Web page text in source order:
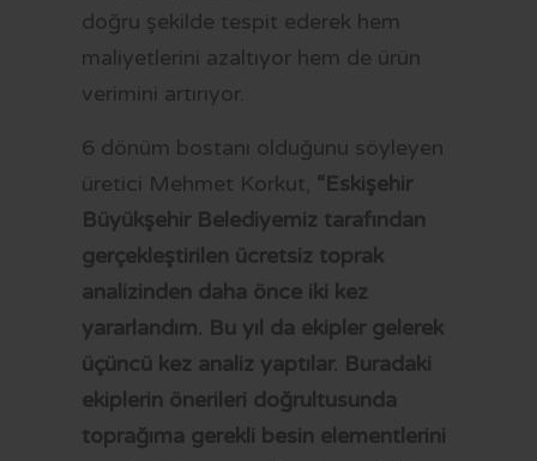
doğru şekilde tespit ederek hem
maliyetlerini azaltıyor hem de ürün
verimini artırıyor.
6 dönüm bostanı olduğunu söyleyen
üretici Mehmet Korkut, “Eskişehir
Büyükşehir Belediyemiz tarafından
gerçekleştirilen ücretsiz toprak
analizinden daha önce iki kez
yararlandım. Bu yıl da ekipler gelerek
üçüncü kez analiz yaptılar. Buradaki
ekiplerin önerileri doğrultusunda
toprağıma gerekli besin elementlerini